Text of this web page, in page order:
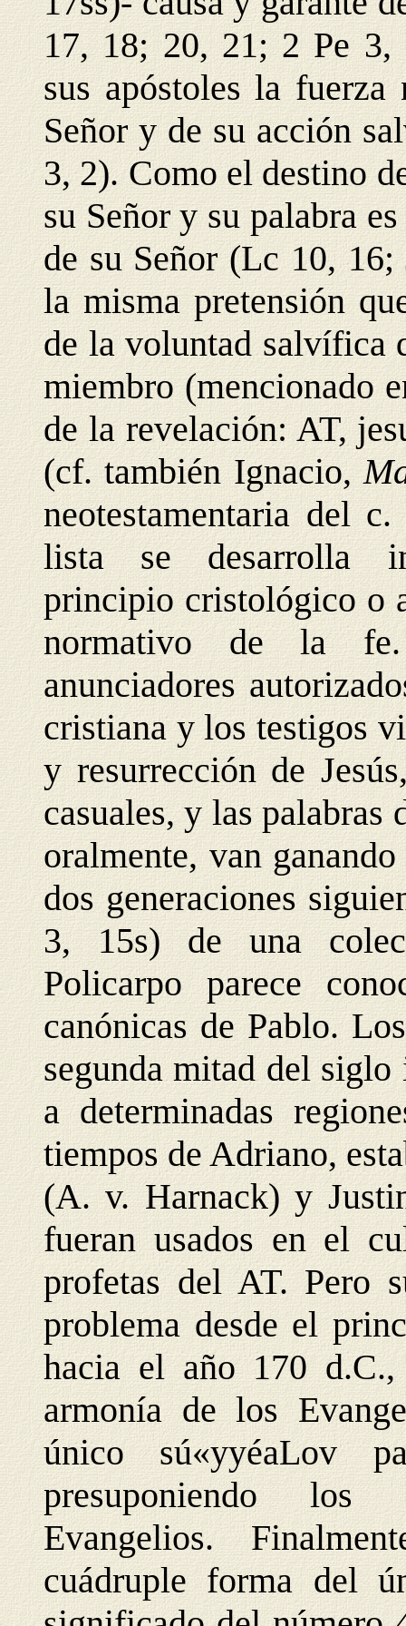
17, 18; 20, 21; 2 Pe 3,
sus apóstoles la
Señor y de su acción
3, 2). Como el destino
su Señor y su palabra
de su Señor (Lc 10,
la misma pretensión
de la voluntad salvífica
miembro (mencionado
de la revelación: AT,
(cf. también Ignacio,
neotestamentaria del
lista se desarrolla
principio cristológico o
normativo de la fe.
anunciadores
cristiana y los testigos
y resurrección de
casuales, y las palabras
oralmente, van
dos generaciones
3, 15s) de una
Policarpo parece
canónicas de Pablo.
segunda mitad del
a determinadas
tiempos de Adriano,
(A. v. Harnack) y
fueran usados en el
profetas del AT. Pero
problema desde el
hacia el año 170
armonía de los
único sú«yyéaLov
presuponiendo los
Evangelios.
cuádruple forma del